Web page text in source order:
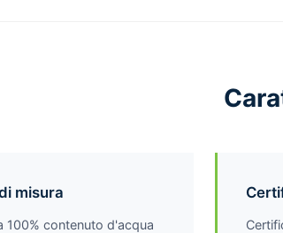
misura
100% contenuto d'acqua